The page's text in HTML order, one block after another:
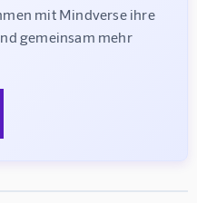
mit Mindverse ihre
gemeinsam mehr